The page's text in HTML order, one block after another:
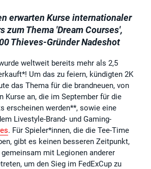
erwarten Kurse internationaler
zum Thema 'Dream Courses',
Thieves-Gründer Nadeshot
weltweit bereits mehr als 2,5
Um das zu feiern, kündigten 2K
das Thema für die brandneuen, von
Kurse an, die im September für die
erscheinen werden**, sowie eine
Livestyle-Brand- und Gaming-
. Für Spieler*innen, die die Tee-Time
gibt es keinen besseren Zeitpunkt,
mit Legionen anderer
um den Sieg im FedExCup zu